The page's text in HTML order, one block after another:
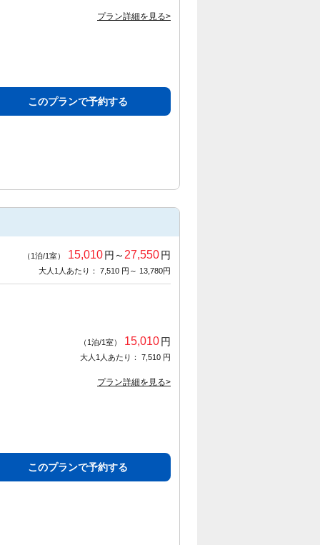
プラン詳細を見る>
このプランで予約する
（1泊/1室） 15,010円～ 27,550円
大人1人あたり： 7,510 円～ 13,780円
（1泊/1室） 15,010円
大人1人あたり： 7,510 円
プラン詳細を見る>
このプランで予約する